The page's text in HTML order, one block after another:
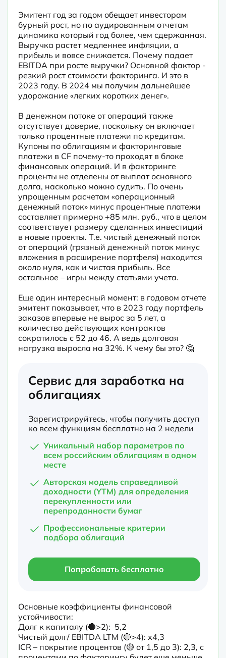
Эмитент год за годом обещает инвесторам
бурный рост, но по аудированным отчетам
динамика который год более, чем сдержанная.
Выручка растет медленнее инфляции, а
прибыль и вовсе снижается. Почему падает
EBITDA при росте выручки? Основной фактор -
резкий рост стоимости факторинга. И это в
2023 году. В 2024 мы получим дальнейшее
удорожание «легких коротких денег».
В денежном потоке от операций также
отсутствует доверие, поскольку он включает
только процентные платежи по кредитам.
Купоны по облигациям и факторинговые
платежи в CF почему-то проходят в блоке
финансовых операций. И в факторинге
проценты не отделены от выплат основного
долга, насколько можно судить. По очень
упрощенным расчетам «операционный
денежный поток» минус процентные платежи
составляет примерно +85 млн. руб., что в целом
соответствует размеру сделанных инвестиций
в новые проекты. Т.е. чистый денежный поток
от операций (грязный денежный поток минус
вложения в расширение портфеля) находится
около нуля, как и чистая прибыль. Все
остальное – игры между статьями учета.
Еще один интересный момент: в годовом отчете
эмитент показывает, что в 2023 году портфель
заказов впервые не вырос за 5 лет, а
количество действующих контрактов
сократилось с 52 до 46. А ведь долговая
нагрузка выросла на 32%. К чему бы это? 🤔
Сервис для заработка на
облигациях
Зарегистрируйтесь, чтобы получить доступ
ко всем функциям бесплатно на 2 недели
Уникальный набор параметров по
всем российским облигациям в одном
месте
Авторская модель справедливой
доходности (YTM) для определения
перекупленности или
перепроданности бумаг
Профессиональные критерии
подбора облигаций
Попробовать бесплатно
Основные коэффициенты финансовой
устойчивости:
Долг к капиталу (🔴>2):  5,2
Чистый долг/ EBITDA LTM (🔴>4): х4,3
ICR – покрытие процентов (🟡 от 1,5 до 3): 2,3, с